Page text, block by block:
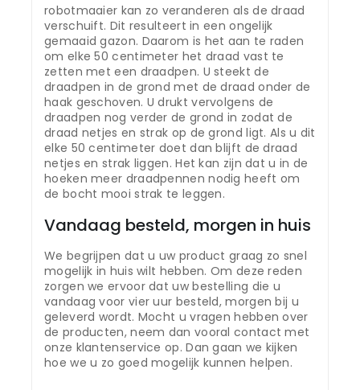
robotmaaier kan zo veranderen als de draad
verschuift. Dit resulteert in een ongelijk
gemaaid gazon. Daarom is het aan te raden
om elke 50 centimeter het draad vast te
zetten met een draadpen. U steekt de
draadpen in de grond met de draad onder de
haak geschoven. U drukt vervolgens de
draadpen nog verder de grond in zodat de
draad netjes en strak op de grond ligt. Als u dit
elke 50 centimeter doet dan blijft de draad
netjes en strak liggen. Het kan zijn dat u in de
hoeken meer draadpennen nodig heeft om
de bocht mooi strak te leggen.
Vandaag besteld, morgen in huis
We begrijpen dat u uw product graag zo snel
mogelijk in huis wilt hebben. Om deze reden
zorgen we ervoor dat uw bestelling die u
vandaag voor vier uur besteld, morgen bij u
geleverd wordt. Mocht u vragen hebben over
de producten, neem dan vooral contact met
onze klantenservice op. Dan gaan we kijken
hoe we u zo goed mogelijk kunnen helpen.